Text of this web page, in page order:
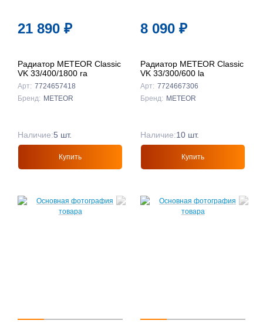
21 890 ₽
Радиатор METEOR Classic
VK 33/400/1800 ra
Арт: 7724657418
Бренд: METEOR
Наличие:5 шт.
Купить
8 090 ₽
Радиатор METEOR Classic
VK 33/300/600 la
Арт: 7724667306
Бренд: METEOR
Наличие:10 шт.
Купить